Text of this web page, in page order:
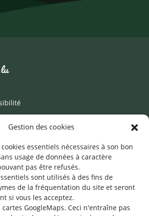
Gestion des cookies
essentiels nécessaires à son bon
usage de données à caractère
pas être refusés.
sont utilisés à des fins de
de la fréquentation du site et seront
si vous les acceptez.
GoogleMaps. Ceci n'entraîne pas